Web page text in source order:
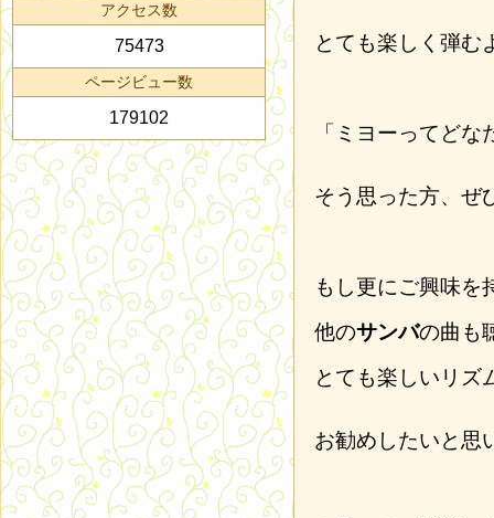
とても楽しく弾む
「ミヨーってどな
そう思った方、ぜ
もし更にご興味を
他のサンバの曲も
とても楽しいリズ
お勧めしたいと思
アクセス数
75473
ページビュー数
179102